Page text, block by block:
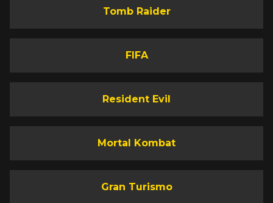
Tomb Raider
FIFA
Resident Evil
Mortal Kombat
Gran Turismo